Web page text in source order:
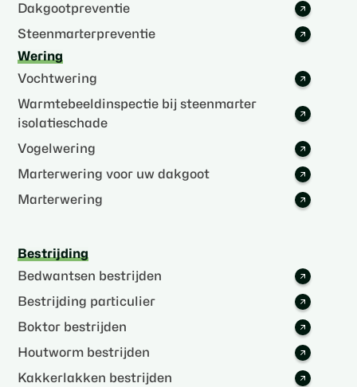
Dakgootpreventie
Steenmarterpreventie
Wering
Vochtwering
Warmtebeeldinspectie bij steenmarter
isolatieschade
Vogelwering
Marterwering voor uw dakgoot
Marterwering
Bestrijding
Bedwantsen bestrijden
Bestrijding particulier
Boktor bestrijden
Houtworm bestrijden
Kakkerlakken bestrijden